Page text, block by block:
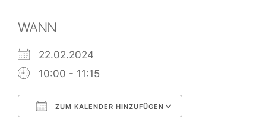
WANN
22.02.2024
10:00 - 11:15
ZUM KALENDER HINZUFÜGEN